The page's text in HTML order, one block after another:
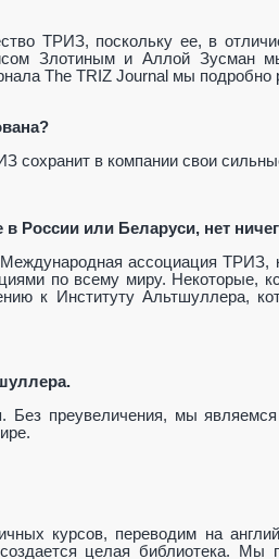
ТРИЗ, поскольку ее, в
Злотиным и Аллой Зусман
The TRIZ Journal мы подробно
сохранит в компании свои
России или Беларуси, нет
ассоциация ТРИЗ,
по всему миру. Некоторые,
к Институту Альтшуллера,
Без преувеличения, мы
курсов, переводим на
целая библиотека. Мы